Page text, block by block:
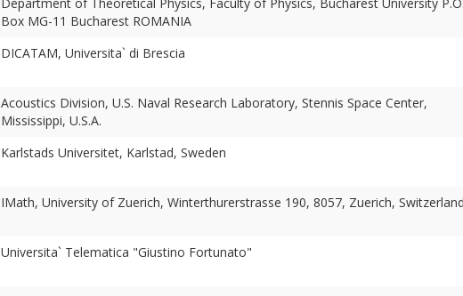
Box MG-11 Bucharest ROMANIA
DICATAM, Universita` di Brescia
Acoustics Division, U.S. Naval Research Laboratory, Stennis Space Center,
Mississippi, U.S.A.
Karlstads Universitet, Karlstad, Sweden
IMath, University of Zuerich, Winterthurerstrasse 190, 8057, Zuerich, Switzerland
Universita` Telematica "Giustino Fortunato"